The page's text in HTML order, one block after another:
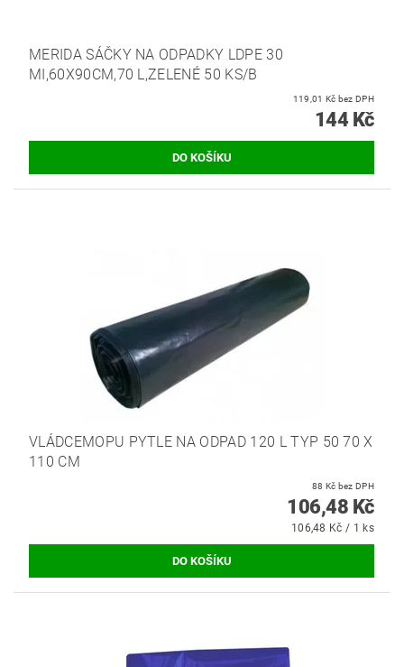
MERIDA SÁČKY NA ODPADKY LDPE 30
MI,60X90CM,70 L,ZELENÉ 50 KS/B
119,01 Kč bez DPH
144 Kč
VLÁDCEMOPU PYTLE NA ODPAD 120 L TYP 50 70 X
110 CM
88 Kč bez DPH
106,48 Kč
106,48 Kč / 1 ks